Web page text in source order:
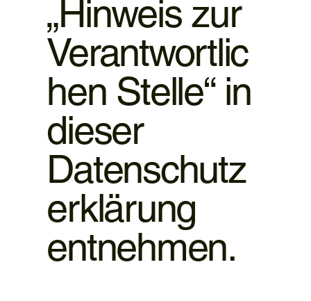
„Hinweis zur
Verantwortlic
hen Stelle“ in
dieser
Datenschutz
erklärung
entnehmen.